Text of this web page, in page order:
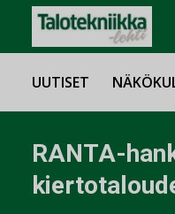
UUTISET
RANTA-